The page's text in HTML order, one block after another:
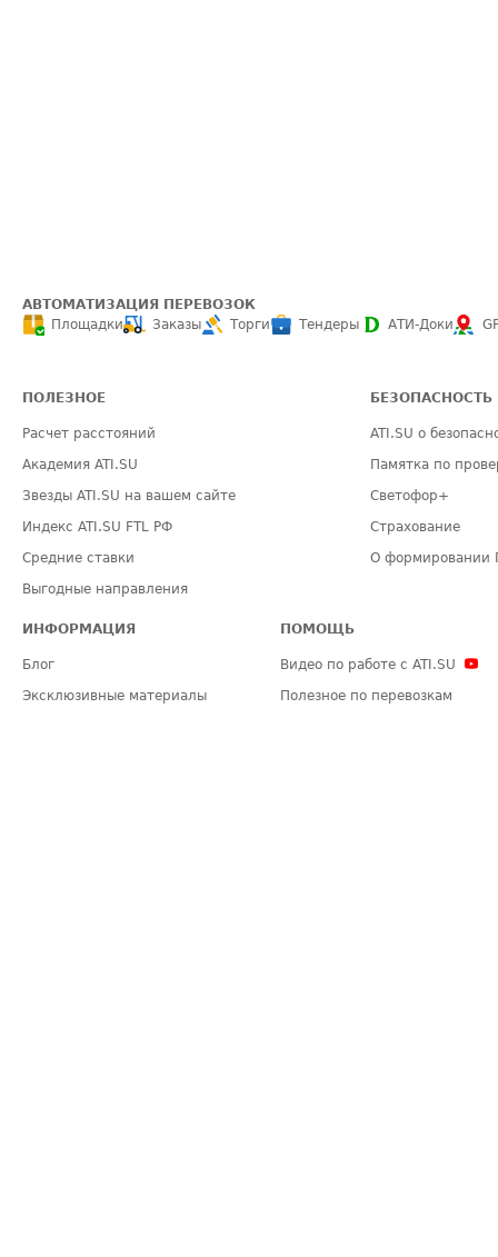
АВТОМАТИЗАЦИЯ ПЕРЕВОЗОК
Площадки
Заказы Торги Тендеры АТИ-Доки
ПОЛЕЗНОЕ
Расчет расстояний
Академия ATI.SU
Звезды ATI.SU на вашем сайте
Индекс ATI.SU FTL РФ
Средние ставки
Выгодные направления
БЕЗОПАСНОСТЬ
ATI.SU о
Памятка по
Светофор+
Страхование
О формировании
ИНФОРМАЦИЯ
Блог
Эксклюзивные материалы
ПОМОЩЬ
Видео по работе с ATI.SU
Полезное по перевозкам